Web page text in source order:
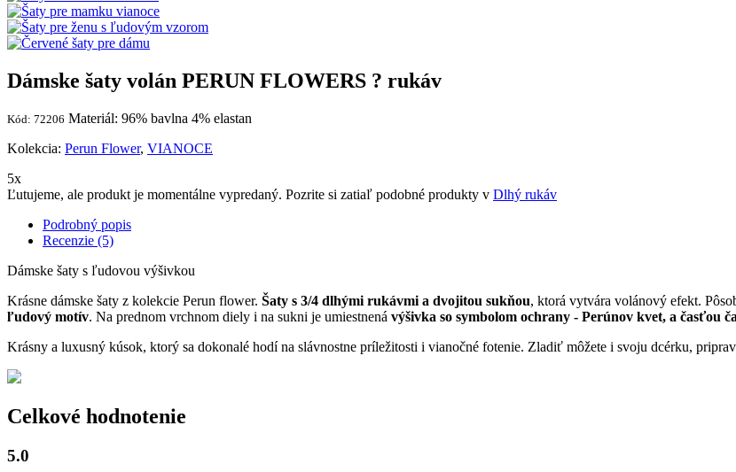
Dámske šaty volán PERUN FLOWERS ? rukáv
Kód: 72206 Materiál: 96% bavlna 4% elastan
Kolekcia: Perun Flower, VIANOCE
5x
Ľutujeme, ale produkt je momentálne vypredaný. Pozrite si zatiaľ podobné produkty v Dlhý rukáv
Podrobný popis
Recenzie (5)
Dámske šaty s ľudovou výšivkou
Krásne dámske šaty z kolekcie Perun flower. Šaty s 3/4 dlhými rukávmi a dvojitou sukňou, ktorá vytvára volánový efekt.
ľudový motív. Na prednom vrchnom diely i na sukni je umiestnená výšivka so symbolom ochrany - Perúnov kvet, a časťou
Krásny a luxusný kúsok, ktorý sa dokonalé hodí na slávnostne príležitosti i vianočné fotenie. Zladiť môžete i svoju dcérku,
Celkové hodnotenie
5.0